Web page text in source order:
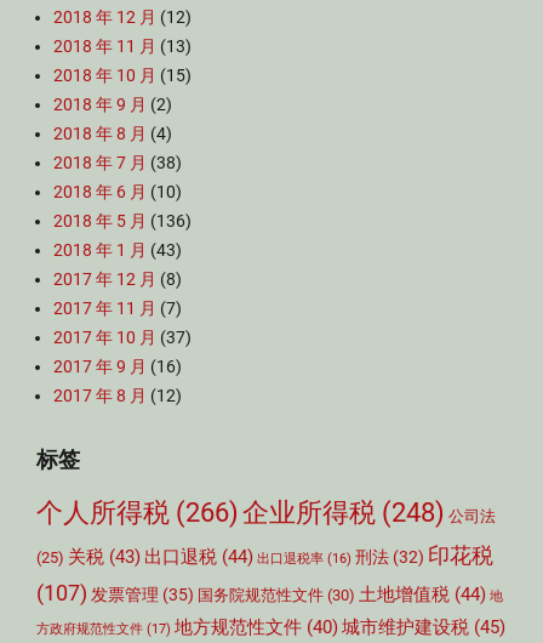
2018 年 12 月 (12)
2018 年 11 月 (13)
2018 年 10 月 (15)
2018 年 9 月 (2)
2018 年 8 月 (4)
2018 年 7 月 (38)
2018 年 6 月 (10)
2018 年 5 月 (136)
2018 年 1 月 (43)
2017 年 12 月 (8)
2017 年 11 月 (7)
2017 年 10 月 (37)
2017 年 9 月 (16)
2017 年 8 月 (12)
标签
个人所得税 (266) 企业所得税 (248) 公司法
(25) 关税 (43) 出口退税 (44) 出口退税率 (16) 刑法 (32) 印花税
(107) 发票管理 (35) 国务院规范性文件 (30) 土地增值税 (44) 地
方政府规范性文件 (17) 地方规范性文件 (40)城市维护建设税 (45)